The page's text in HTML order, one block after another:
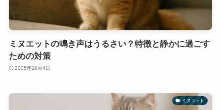
ミヌエットの鳴き声はうるさい？特徴と静かに過ごす
ための対策
2025年10月4日
ミヌエット